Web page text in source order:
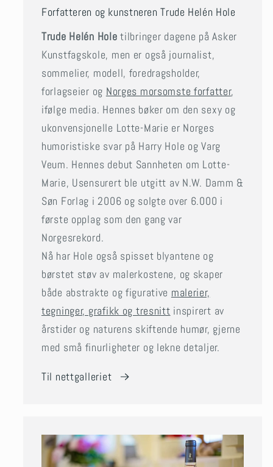
Forfatteren og kunstneren Trude Helén Hole
Trude Helén Hole tilbringer dagene på Asker
Kunstfagskole, men er også journalist,
sommelier, modell, foredragsholder,
forlagseier og Norges morsomste forfatter,
ifølge media. Hennes bøker om den sexy og
ukonvensjonelle Lotte-Marie er Norges
humoristiske svar på Harry Hole og Varg
Veum. Hennes debut Sannheten om Lotte-
Marie, Usensurert ble utgitt av N.W. Damm &
Søn Forlag i 2006 og solgte over 6.000 i
første opplag som den gang var
Norgesrekord.
Nå har Hole også spisset blyantene og
børstet støv av malerkostene, og skaper
både abstrakte og figurative malerier,
tegninger, grafikk og tresnitt inspirert av
årstider og naturens skiftende humør, gjerne
med små finurligheter og lekne detaljer.
Til nettgalleriet